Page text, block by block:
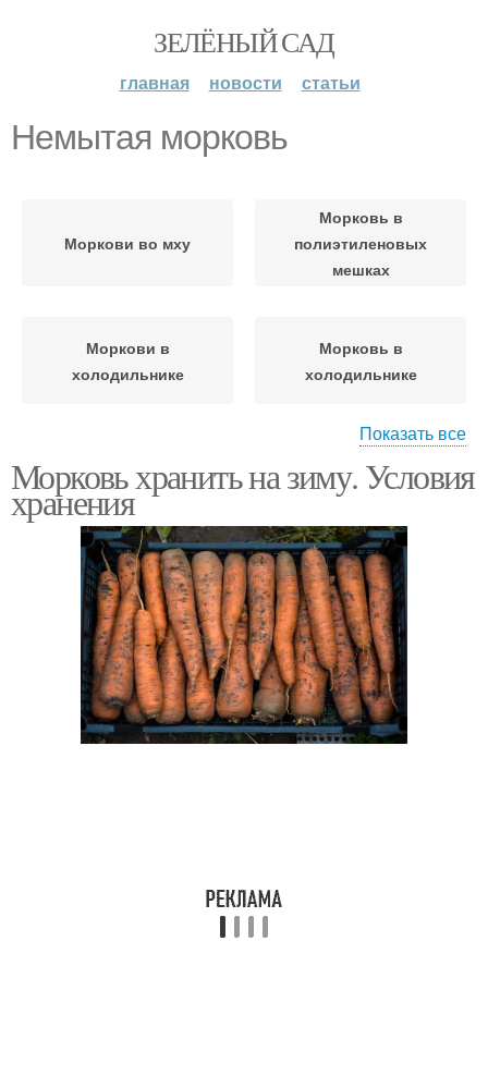
ЗЕЛЁНЫЙ САД
главная новости статьи
Немытая морковь
Моркови во мху
Морковь в
полиэтиленовых
мешках
Моркови в
холодильнике
Морковь в
холодильнике
Морковь в бумаге Мытая морковь
Морковь в контейнере Морковь на сутки
Морковь в квартире Моркови в квартире
Показать все
Морковь хранить на зиму. Условия
хранения